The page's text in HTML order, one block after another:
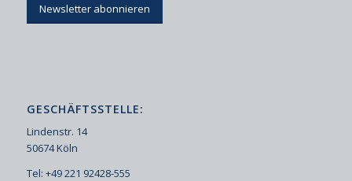
Newsletter abonnieren
GESCHÄFTSSTELLE:
Lindenstr. 14
50674 Köln
Tel: +49 221 92428-555